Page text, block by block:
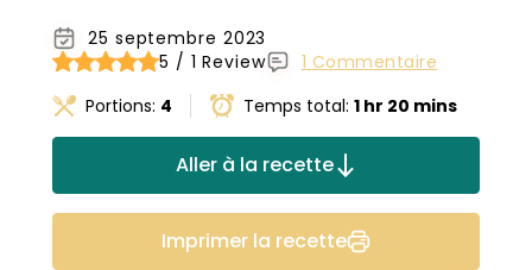
25 septembre 2023
5 / 1 Review
1 Commentaire
Portions: 4 Temps total: 1 hr 20 mins
Aller à la recette
Imprimer la recette